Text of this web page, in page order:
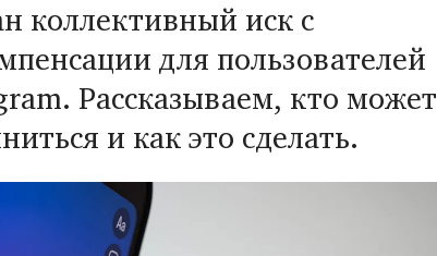
коллективный иск с
для пользователей
Рассказываем, кто может
и как это сделать.